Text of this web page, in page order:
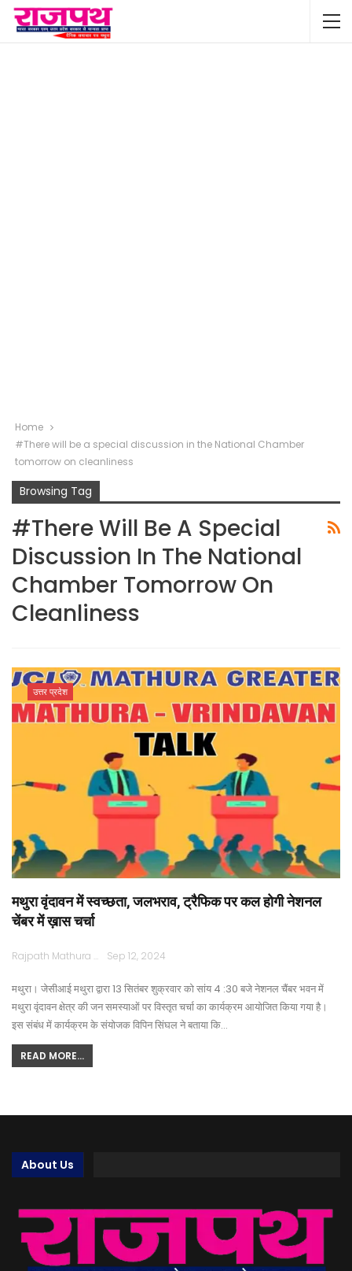
Home
#There will be a special discussion in the National Chamber
tomorrow on cleanliness
Browsing Tag
#There Will Be A Special
Discussion In The National
Chamber Tomorrow On
Cleanliness
उत्तर प्रदेश
मथुरा वृंदावन में स्वच्छता, जलभराव, ट्रैफिक पर कल होगी नेशनल
चेंबर में ख़ास चर्चा
Rajpath Mathura Sep 12, 2024
मथुरा। जेसीआई मथुरा द्वारा 13 सितंबर शुक्रवार को सांय 4 :30 बजे नेशनल चैंबर भवन में
मथुरा वृंदावन क्षेत्र की जन समस्याओं पर विस्तृत चर्चा का कार्यक्रम आयोजित किया गया है।
इस संबंध में कार्यक्रम के संयोजक विपिन सिंघल ने बताया कि…
READ MORE...
About Us